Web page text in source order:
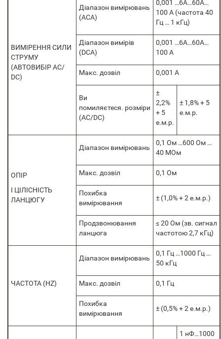
ВИМІРЕННЯ СИЛИ
СТРУМУ
(АВТОВИБІР AC/
DC)
Діапазон вимірювань
(ACA)
0,001 …6А…60A…
100 А (частота 40
Гц … 1 кГц)
Діапазон вимірів
(DCA)
0,001 …6А…60A…
100 А
Макс. дозвіл 0,001 А
Ви
помиляєтеся. розміри
(AC/DC)
±
2,2%
+ 5
е.м.р.
± 1,8% + 5
е.м.р.
ОПІР
І ЦІЛІСНІСТЬ
ЛАНЦЮГУ
Діапазон вимірювань
0,1 Ом …600 Ом …
40 МОм
Макс. дозвіл 0,1 Ом
Похибка
вимірювання
± (1,0% + 2 е.м.р.)
Продзвонювання
ланцюга
≤ 20 Ом (зв. сигнал
частотою 2,7 кГц)
ЧАСТОТА (HZ)
Діапазон вимірювань
0,1 Гц …1000 Гц …
50 кГц
Макс. дозвіл 0,1 Гц
Похибка
вимірювання
± (0,5% + 2 е.м.р.)
1 нФ…1000